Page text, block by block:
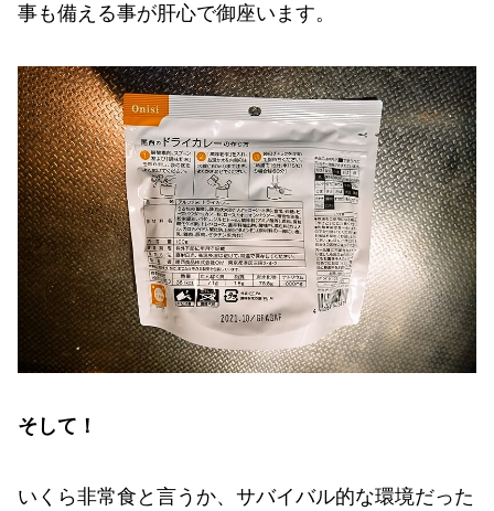
事も備える事が肝心で御座います。
そして！
いくら非常食と言うか、サバイバル的な環境だった